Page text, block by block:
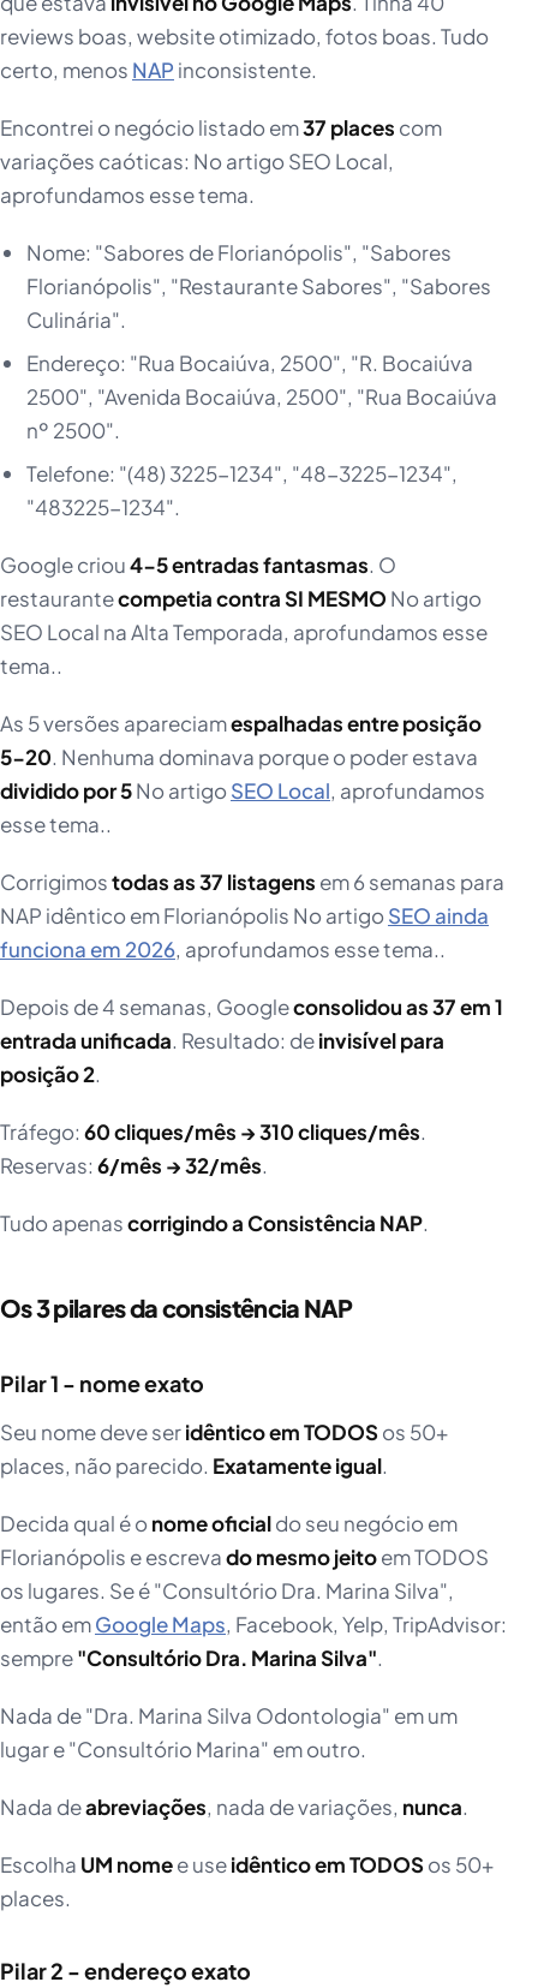
reviews boas, website otimizado, fotos boas. Tudo
certo, menos NAP inconsistente.
Encontrei o negócio listado em37 places com
variações caóticas: No artigo SEO Local,
aprofundamos esse tema.
Nome: "Sabores de Florianópolis", "Sabores
Florianópolis", "Restaurante Sabores", "Sabores
Culinária".
Endereço: "Rua Bocaiúva, 2500", "R. Bocaiúva
2500", "Avenida Bocaiúva, 2500", "Rua Bocaiúva
nº 2500".
Telefone: "(48) 3225-1234", "48-3225-1234",
"483225-1234".
Google criou4-5 entradas fantasmas. O
restaurantecompetia contra SI MESMO No artigo
SEO Local na Alta Temporada, aprofundamos esse
tema..
As 5 versões apareciamespalhadas entre posição
5-20. Nenhuma dominava porque o poder estava
dividido por 5No artigoSEO Local, aprofundamos
esse tema..
Corrigimostodas as 37 listagens em 6 semanas para
NAP idêntico em Florianópolis No artigoSEO ainda
funciona em 2026, aprofundamos esse tema..
Depois de 4 semanas, Googleconsolidou as 37 em 1
entrada unificada. Resultado: deinvisível para
posição 2.
Tráfego: 60 cliques/mês → 310 cliques/mês.
Reservas: 6/mês → 32/mês.
Tudo apenascorrigindo a Consistência NAP.
Os 3 pilares da consistência NAP
Pilar 1 - nome exato
Seu nome deve seridêntico em TODOSos 50+
places, não parecido. Exatamente igual.
Decida qual é onome oficialdo seu negócio em
Florianópolis e escrevado mesmo jeitoem TODOS
os lugares. Se é "Consultório Dra. Marina Silva",
então emGoogle Maps, Facebook, Yelp, TripAdvisor:
sempre"Consultório Dra. Marina Silva".
Nada de "Dra. Marina Silva Odontologia" em um
lugar e "Consultório Marina" em outro.
Nada deabreviações, nada de variações, nunca.
Escolha UM nomee useidêntico em TODOSos 50+
places.
Pilar 2 - endereço exato